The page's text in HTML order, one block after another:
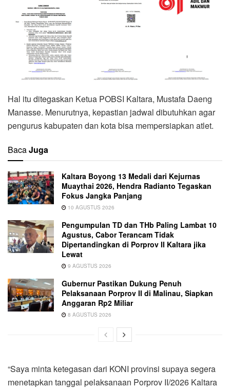
Hal itu ditegaskan Ketua POBSI Kaltara, Mustafa Daeng
Manasse. Menurutnya, kepastian jadwal dibutuhkan agar
pengurus kabupaten dan kota bisa mempersiapkan atlet.
BacaJuga
Kaltara Boyong 13 Medali dari Kejurnas
Muaythai 2026, Hendra Radianto Tegaskan
Fokus Jangka Panjang
10 AGUSTUS 2026
Pengumpulan TD dan THb Paling Lambat 10
Agustus, Cabor Terancam Tidak
Dipertandingkan di Porprov II Kaltara jika
Lewat
9 AGUSTUS 2026
Gubernur Pastikan Dukung Penuh
Pelaksanaan Porprov II di Malinau, Siapkan
Anggaran Rp2 Miliar
8 AGUSTUS 2026
“Saya minta ketegasan dari KONI provinsi supaya segera
menetapkan tanggal pelaksanaan Porprov II/2026 Kaltara